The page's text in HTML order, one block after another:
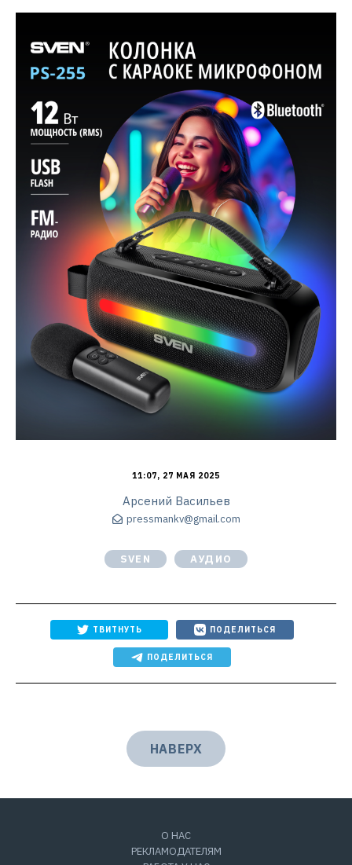
11:07, 27 МАЯ 2025
Арсений Васильев
pressmankv@gmail.com
SVEN АУДИО
ТВИТНУТЬ ПОДЕЛИТЬСЯ
ПОДЕЛИТЬСЯ
НАВЕРХ
О НАС
РЕКЛАМОДАТЕЛЯМ